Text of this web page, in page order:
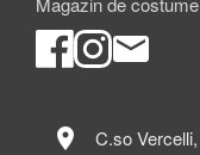
location_on C.so